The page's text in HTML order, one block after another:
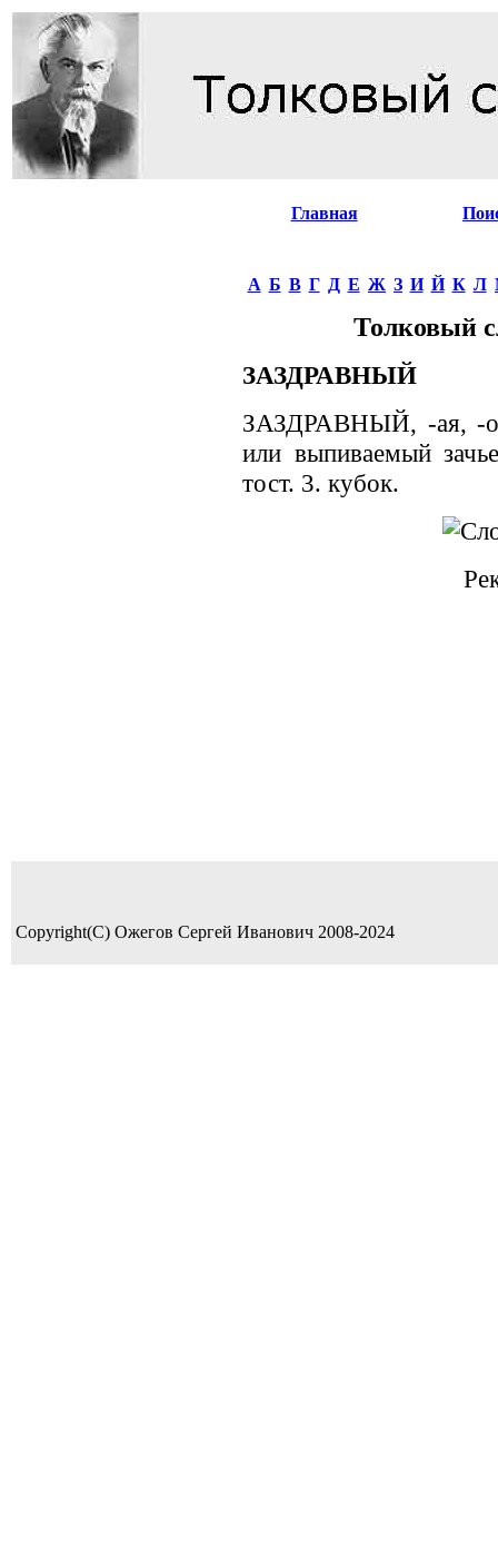
Главная
А Б В Г Д Е Ж З И Й К Л
Толковый
ЗАЗДРАВНЫЙ
ЗАЗДРАВНЫЙ, -ая, -
или выпиваемый
тост. 3. кубок.
Copyright(C) Ожегов Сергей Иванович 2008-2024